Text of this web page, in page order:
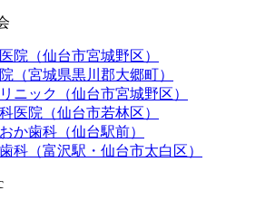
院（仙台市宮城野区）
（宮城県黒川郡大郷町）
ニック（仙台市宮城野区）
医院（仙台市若林区）
か歯科（仙台駅前）
科（富沢駅・仙台市太白区）